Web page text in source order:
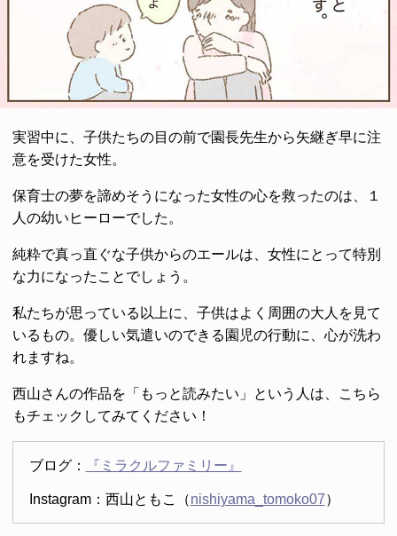
実習中に、子供たちの目の前で園長先生から矢継ぎ早に注
意を受けた女性。
保育士の夢を諦めそうになった女性の心を救ったのは、１
人の幼いヒーローでした。
純粋で真っ直ぐな子供からのエールは、女性にとって特別
な力になったことでしょう。
私たちが思っている以上に、子供はよく周囲の大人を見て
いるもの。優しい気遣いのできる園児の行動に、心が洗わ
れますね。
西山さんの作品を「もっと読みたい」という人は、こちら
もチェックしてみてください！
ブログ： 『ミラクルファミリー』
Instagram：西山ともこ（nishiyama_tomoko07）